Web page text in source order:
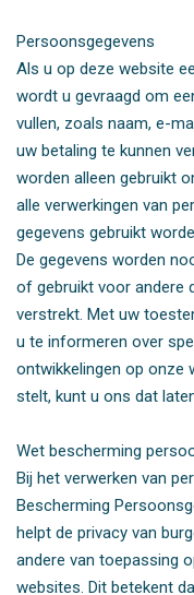
Persoonsgegevens
Als u op deze website
wordt u gevraagd om
vullen, zoals naam, e-
uw betaling te kunnen
worden alleen gebruikt
alle verwerkingen van
gegevens gebruikt
De gegevens worden
of gebruikt voor andere
verstrekt. Met uw
u te informeren over
ontwikkelingen op onze
stelt, kunt u ons dat
Wet bescherming
Bij het verwerken van
Bescherming
helpt de privacy van
andere van toepassing
websites. Dit betekent